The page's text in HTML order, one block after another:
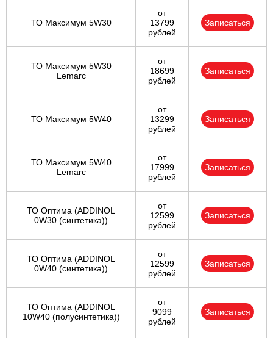
ТО Максимум 5W30
от
13799
рублей
Записаться
ТО Максимум 5W30
Lemarc
от
18699
рублей
Записаться
ТО Максимум 5W40
от
13299
рублей
Записаться
ТО Максимум 5W40
Lemarc
от
17999
рублей
Записаться
ТО Оптима (ADDINOL
0W30 (синтетика))
от
12599
рублей
Записаться
ТО Оптима (ADDINOL
0W40 (синтетика))
от
12599
рублей
Записаться
ТО Оптима (ADDINOL
10W40 (полусинтетика))
от
9099
рублей
Записаться